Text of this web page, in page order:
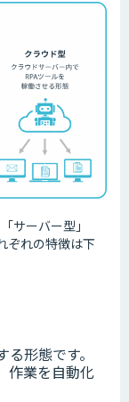
サーバー型」
ぞれの特徴は下
形態です。
作業を自動化